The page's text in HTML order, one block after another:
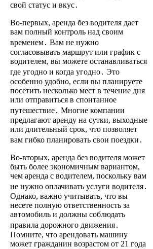
свой статус и вкус․
Во-первых, аренда без водителя дает
вам полный контроль над своим
временем․ Вам не нужно
согласовывать маршрут или график с
водителем, вы можете останавливаться
где угодно и когда угодно․ Это
особенно удобно, если вы планируете
посетить несколько мест в течение дня
или отправиться в спонтанное
путешествие․ Многие компании
предлагают аренду на сутки, выходные
или длительный срок, что позволяет
вам гибко планировать свои поездки․
Во-вторых, аренда без водителя может
быть более экономичным вариантом,
чем аренда с водителем, поскольку вам
не нужно оплачивать услуги водителя․
Однако, важно учитывать, что вы
несете полную ответственность за
автомобиль и должны соблюдать
правила дорожного движения․
Помните, что арендовать машину
может гражданин возрастом от 21 года